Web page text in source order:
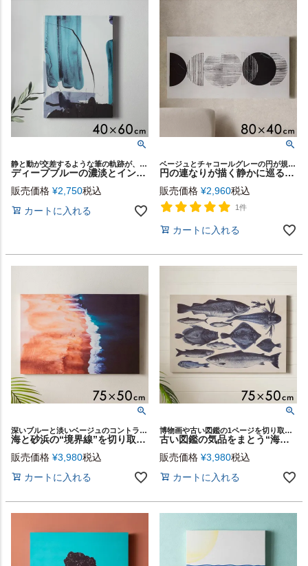
静と動が交差するような筆の軌跡が、穏やかなリズムと深い余韻を感じさせるアートパネル
ディープブルーの濃淡とインクの滲みが描く“青の動き”をテーマにしたアートパネル[Blue Motion I][67223-a]
販売価格 ¥2,750税込
カートに入れる
ベージュとチャコールグレーの円が規則正しく連なり、秩序の中にやわらかな陰影が息づくアートパネル
円の連なりが描く静かに巡る美しい“軌道”のアートパネル[Orbit][67224]
販売価格 ¥2,960税込
1件
カートに入れる
深いブルーと淡いベージュのコントラストが印象的な一枚
海と砂浜の“境界線”を切り取ったアートパネル「Sea Shore」[67221]
販売価格 ¥3,980税込
カートに入れる
博物画や古い図鑑の1ページを切り取ったような、精緻なタッチで描かれた海洋生物の標本アートパネル
古い図鑑の気品をまとう“海の標本”クラシックアートパネル[Specimens][67217]
販売価格 ¥3,980税込
カートに入れる